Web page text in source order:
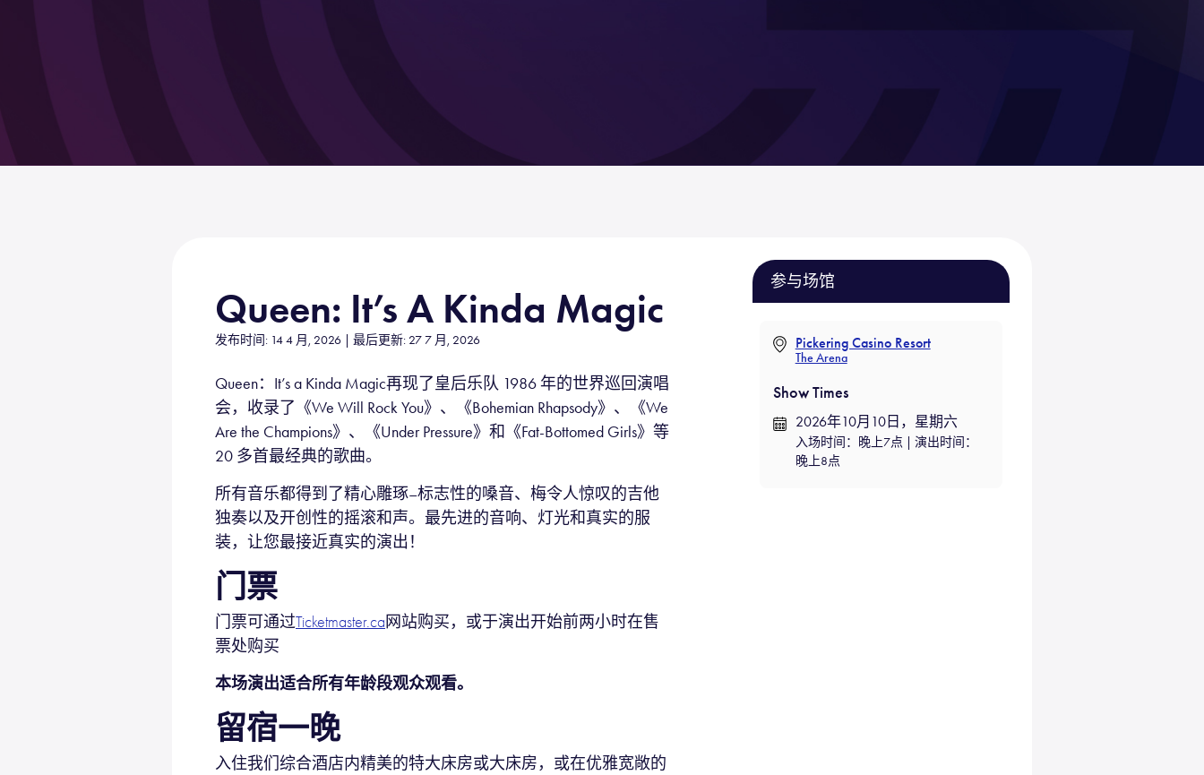
Queen: It’s A Kinda Magic
发布时间: 14 4 月, 2026 | 最后更新: 27 7 月, 2026
Queen：It’s a Kinda Magic再现了皇后乐队 1986 年的世界巡回演唱
会，收录了《We Will Rock You》、《Bohemian Rhapsody》、《We
Are the Champions》、《Under Pressure》和《Fat-Bottomed Girls》等
20 多首最经典的歌曲。
所有音乐都得到了精心雕琢–标志性的嗓音、梅令人惊叹的吉他
独奏以及开创性的摇滚和声。最先进的音响、灯光和真实的服
装，让您最接近真实的演出！
门票
门票可通过Ticketmaster.ca网站购买，或于演出开始前两小时在售
票处购买
本场演出适合所有年龄段观众观看。
留宿一晚
入住我们综合酒店内精美的特大床房或大床房，或在优雅宽敞的
参与场馆
Pickering Casino Resort
The Arena
Show Times
2026年10月10日，星期六
入场时间：晚上7点 | 演出时间：
晚上8点